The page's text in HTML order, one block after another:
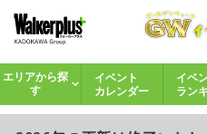
エリアから探
す
イベント
カレンダー
イベ
ラン